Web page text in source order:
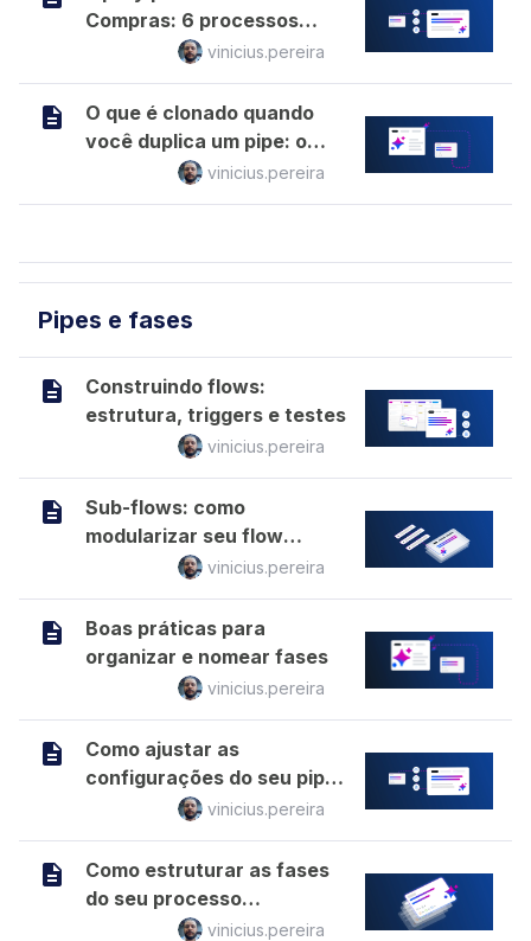
Compras: 6 processos
para sair das planilhas
vinicius.pereira
O que é clonado quando
você duplica um pipe: o
que está pronto e o que
precisa ser reconfigurado
vinicius.pereira
Pipes e fases
Construindo flows:
estrutura, triggers e testes
vinicius.pereira
Sub-flows: como
modularizar seu flow
vinicius.pereira
Boas práticas para
organizar e nomear fases
vinicius.pereira
Como ajustar as
configurações do seu pipe
antes de lançarvinicius.pereira
Como estruturar as fases
do seu processo
corretamentevinicius.pereira